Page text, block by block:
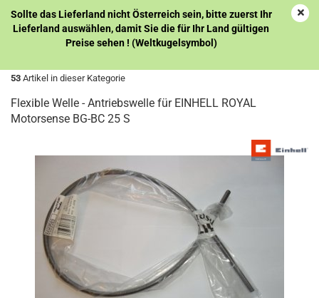
Sollte das Lieferland nicht Österreich sein, bitte zuerst Ihr
Lieferland auswählen, damit Sie die für Ihr Land gültigen
Preise sehen ! (Weltkugelsymbol)
53 Artikel in dieser Kategorie
Flexible Welle - Antriebswelle für EINHELL ROYAL
Motorsense BG-BC 25 S